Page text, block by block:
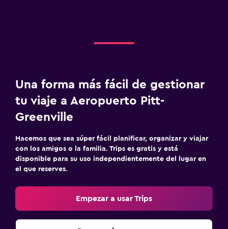
Una forma más fácil de gestionar
tu viaje a Aeropuerto Pitt-
Greenville
Hacemos que sea súper fácil planificar, organizar y viajar
con los amigos o la familia. Trips es gratis y está
disponible para su uso independientemente del lugar en
el que reserves.
Empezar a usar Trips